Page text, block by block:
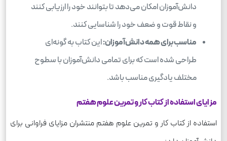
دانش‌آموزان امکان می‌دهد تا بتوانند خود را ارزیابی کنند
و نقاط قوت و ضعف خود را شناسایی کنند.
مناسب برای همه دانش‌آموزان:این کتاب به گونه‌ای
طراحی شده است که برای تمامی دانش‌آموزان با سطوح
مختلف یادگیری مناسب باشد.
مزایای استفاده از کتاب کار و تمرین علوم هفتم
استفاده از کتاب کار و تمرین علوم هفتم منتشران مزایای فراوانی برای